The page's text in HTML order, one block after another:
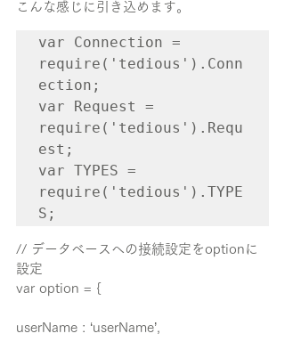
こんな感じに引き込めます。
var Connection =
require('tedious').Conn
ection;
var Request =
require('tedious').Requ
est;
var TYPES =
require('tedious').TYPE
S;
// データベースへの接続設定をoptionに
設定
var option = {
userName : ‘userName’,